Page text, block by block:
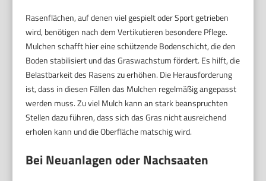
Rasenflächen, auf denen viel gespielt oder Sport getrieben
wird, benötigen nach dem Vertikutieren besondere Pflege.
Mulchen schafft hier eine schützende Bodenschicht, die den
Boden stabilisiert und das Graswachstum fördert. Es hilft, die
Belastbarkeit des Rasens zu erhöhen. Die Herausforderung
ist, dass in diesen Fällen das Mulchen regelmäßig angepasst
werden muss. Zu viel Mulch kann an stark beanspruchten
Stellen dazu führen, dass sich das Gras nicht ausreichend
erholen kann und die Oberfläche matschig wird.
Bei Neuanlagen oder Nachsaaten